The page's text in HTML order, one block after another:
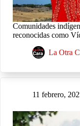
Comunidades
reconocidas como
La Otra
11 febrero,